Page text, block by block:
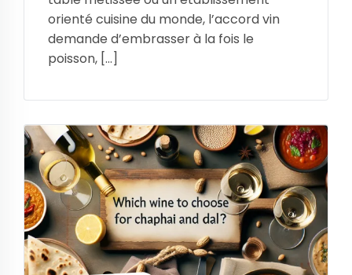
orienté cuisine du monde, l’accord vin
demande d’embrasser à la fois le
poisson, […]